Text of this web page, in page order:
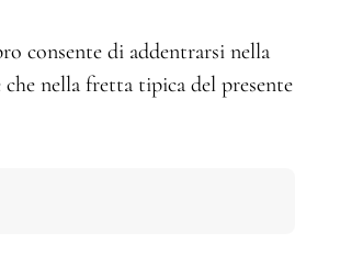
consente di addentrarsi nella
nella fretta tipica del presente